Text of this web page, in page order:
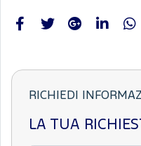
RICHIEDI
LA TUA